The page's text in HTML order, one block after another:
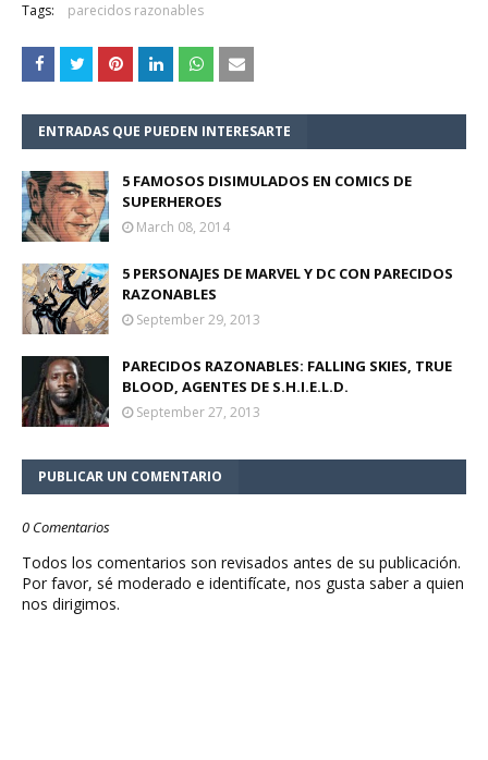
Tags: parecidos razonables
ENTRADAS QUE PUEDEN INTERESARTE
5 FAMOSOS DISIMULADOS EN COMICS DE
SUPERHEROES
March 08, 2014
5 PERSONAJES DE MARVEL Y DC CON PARECIDOS
RAZONABLES
September 29, 2013
PARECIDOS RAZONABLES: FALLING SKIES, TRUE
BLOOD, AGENTES DE S.H.I.E.L.D.
September 27, 2013
PUBLICAR UN COMENTARIO
0 Comentarios
Todos los comentarios son revisados antes de su publicación.
Por favor, sé moderado e identifícate, nos gusta saber a quien
nos dirigimos.